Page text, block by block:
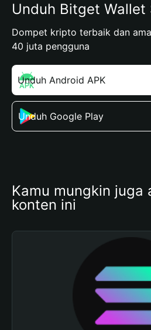
Unduh Bitget Wallet
Dompet kripto terbaik dan
40 juta pengguna
Unduh Android APK
Unduh Google Play
Kamu mungkin juga
konten ini